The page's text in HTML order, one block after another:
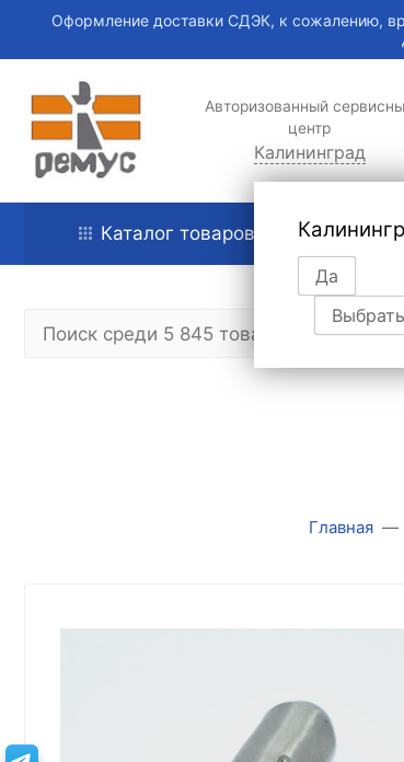
Оформление доставки СДЭК, к сожалению,
Авторизованный
центр
Калининград
Да
Каталог товаров
Главная